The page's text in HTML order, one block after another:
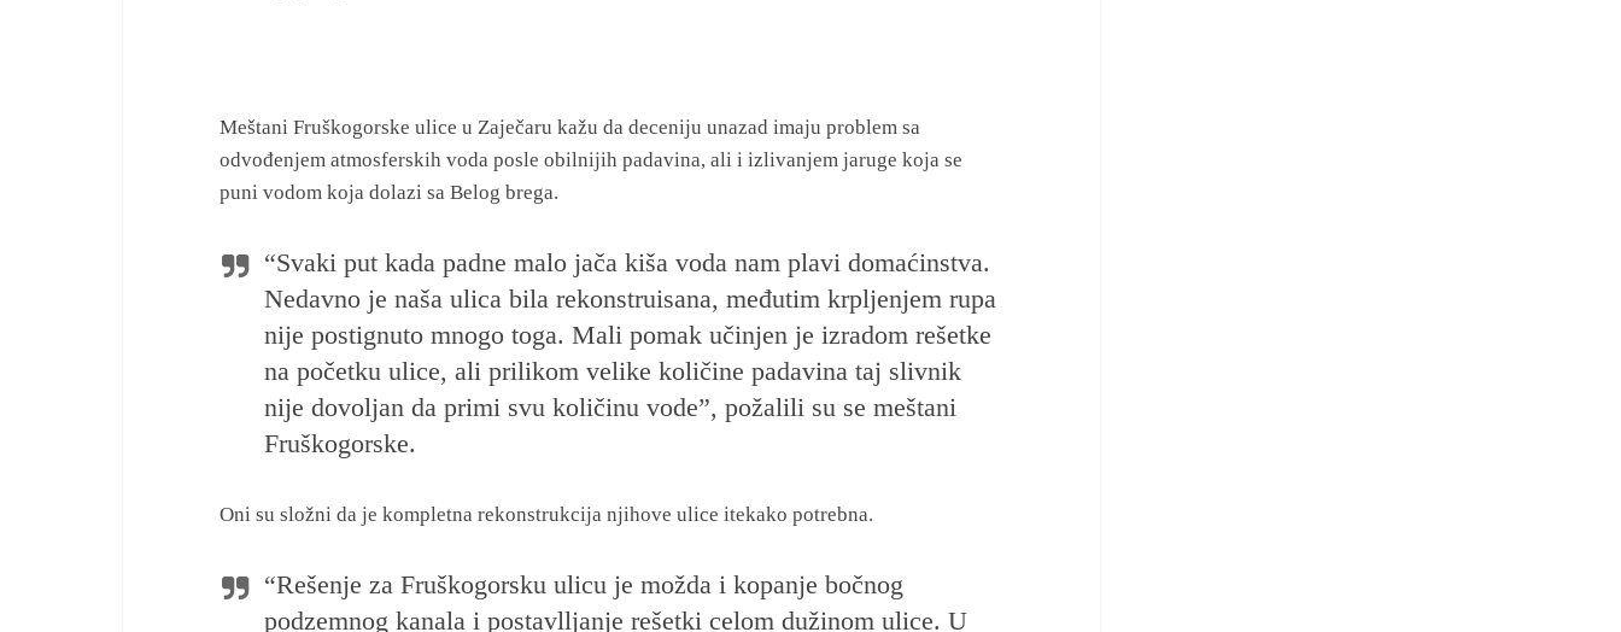
Meštani Fruškogorske ulice u Zaječaru kažu da deceniju unazad imaju problem sa
odvođenjem atmosferskih voda posle obilnijih padavina, ali i izlivanjem jaruge koja se
puni vodom koja dolazi sa Belog brega.
“Svaki put kada padne malo jača kiša voda nam plavi domaćinstva.
Nedavno je naša ulica bila rekonstruisana, međutim krpljenjem rupa
nije postignuto mnogo toga. Mali pomak učinjen je izradom rešetke
na početku ulice, ali prilikom velike količine padavina taj slivnik
nije dovoljan da primi svu količinu vode”, požalili su se meštani
Fruškogorske.
Oni su složni da je kompletna rekonstrukcija njihove ulice itekako potrebna.
“Rešenje za Fruškogorsku ulicu je možda i kopanje bočnog
podzemnog kanala i postavlljanje rešetki celom dužinom ulice. U